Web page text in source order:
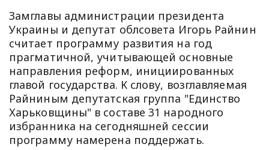
Замглавы администрации президента
Украины и депутат облсовета Игорь Райнин
считает программу развития на год
прагматичной, учитывающей основные
направления реформ, инициированных
главой государства. К слову, возглавляемая
Райниным депутатская группа "Единство
Харьковщины" в составе 31 народного
избранника на сегодняшней сессии
программу намерена поддержать.